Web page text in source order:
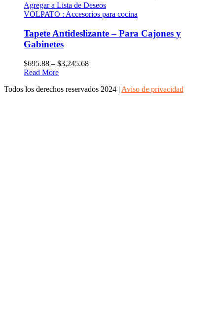
Agregar a Lista de Deseos
VOLPATO : Accesorios para cocina
Tapete Antideslizante – Para Cajones y
Gabinetes
$695.88 – $3,245.68
Read More
Todos los derechos reservados 2024 | Aviso de privacidad